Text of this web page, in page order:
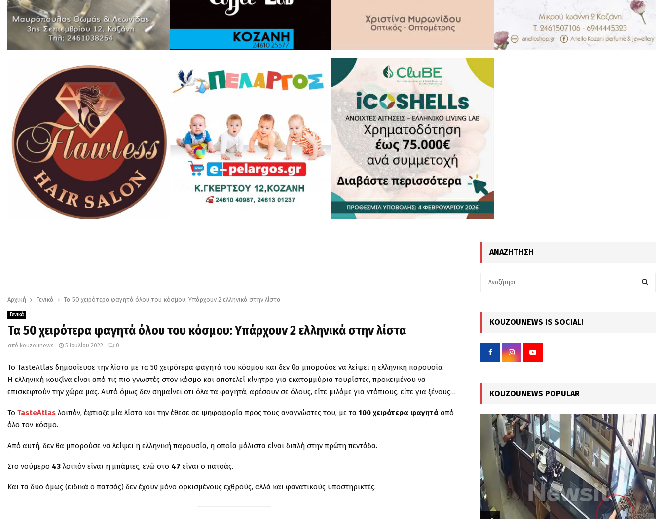
Αρχική Γενικά Τα 50 χειρότερα φαγητά όλου του κόσμου: Υπάρχουν 2 ελληνικά στην λίστα
Γενικά
Τα 50 χειρότερα φαγητά όλου του κόσμου: Υπάρχουν 2 ελληνικά στην λίστα
από kouzounews 5 Ιουλίου 2022 0
Το TasteAtlas δημοσίευσε την λίστα με τα 50 χειρότερα φαγητά του κόσμου και δεν θα μπορούσε να λείψει η ελληνική παρουσία.
Η ελληνική κουζίνα είναι από τις πιο γνωστές στον κόσμο και αποτελεί κίνητρο για εκατομμύρια τουρίστες, προκειμένου να
επισκεφτούν την χώρα μας. Αυτό όμως δεν σημαίνει οτι όλα τα φαγητά, αρέσουν σε όλους, είτε μιλάμε για ντόπιους, είτε για ξένους…
Το TasteAtlas λοιπόν, έφτιαξε μία λίστα και την έθεσε σε ψηφοφορία προς τους αναγνώστες του, με τα 100 χειρότερα φαγητά από
όλο τον κόσμο.
Από αυτή, δεν θα μπορούσε να λείψει η ελληνική παρουσία, η οποία μάλιστα είναι διπλή στην πρώτη πεντάδα.
Στο νούμερο 43 λοιπόν είναι η μπάμιες, ενώ στο 47 είναι ο πατσάς.
Και τα δύο όμως (ειδικά ο πατσάς) δεν έχουν μόνο ορκισμένους εχθρούς, αλλά και φανατικούς υποστηρικτές.
ΑΝΑΖΉΤΗΣΗ
r
KOUZOUNEWS IS SOCIAL!
KOUZOUNEWS POPULAR